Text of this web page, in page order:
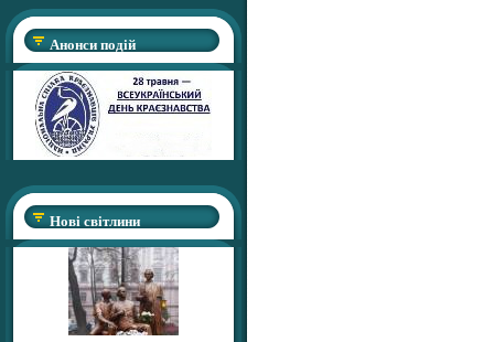
Анонси подій
Нові світлини